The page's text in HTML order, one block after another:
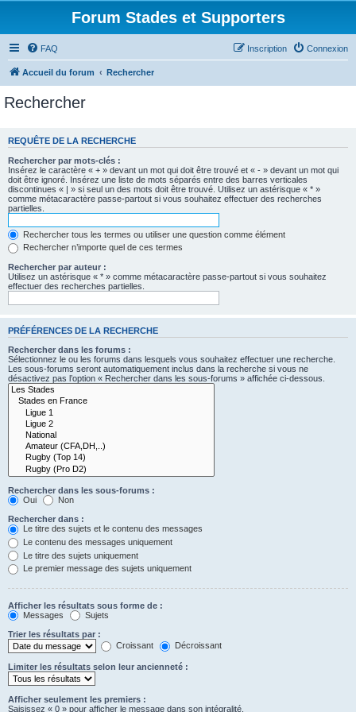
Forum Stades et Supporters
FAQ Connexion
Inscription
Accueil du forum Rechercher
Rechercher
REQUÊTE DE LA RECHERCHE
Rechercher par mots-clés :
Insérez le caractère « + » devant un mot qui doit être trouvé et « - » devant un mot qui
doit être ignoré. Insérez une liste de mots séparés entre des barres verticales
discontinues « | » si seul un des mots doit être trouvé. Utilisez un astérisque « * »
comme métacaractère passe-partout si vous souhaitez effectuer des recherches
partielles.
Rechercher tous les termes ou utiliser une question comme élément
Rechercher n’importe quel de ces termes
Rechercher par auteur :
Utilisez un astérisque « * » comme métacaractère passe-partout si vous souhaitez
effectuer des recherches partielles.
PRÉFÉRENCES DE LA RECHERCHE
Rechercher dans les forums :
Sélectionnez le ou les forums dans lesquels vous souhaitez effectuer une recherche.
Les sous-forums seront automatiquement inclus dans la recherche si vous ne
désactivez pas l’option « Rechercher dans les sous-forums » affichée ci-dessous.
Rechercher dans les sous-forums :
Oui
Non
Rechercher dans :
Le titre des sujets et le contenu des messages
Le contenu des messages uniquement
Le titre des sujets uniquement
Le premier message des sujets uniquement
Afficher les résultats sous forme de :
Messages
Sujets
Trier les résultats par :
Croissant
Décroissant
Limiter les résultats selon leur ancienneté :
Afficher seulement les premiers :
Saisissez « 0 » pour afficher le message dans son intégralité.